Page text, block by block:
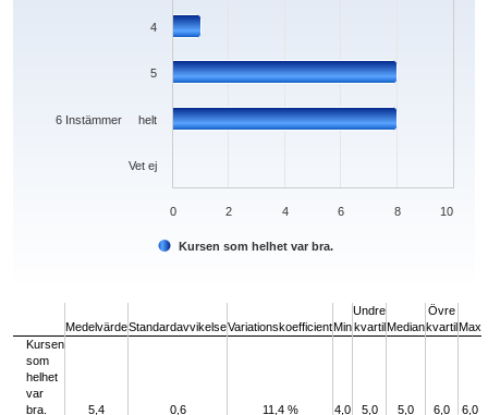
Kursen som helhet var bra.
Vet ej
6 Instämmer helt
5
4
0 2 4 6 8 10
MedelvärdeStandardavvikelseVariationskoefficientMin
Undre
kvartil Median
Övre
kvartil Max
Kursen
som
helhet
var
bra.
5,4 0,6 11,4 % 4,0 5,0 5,0 6,0 6,0